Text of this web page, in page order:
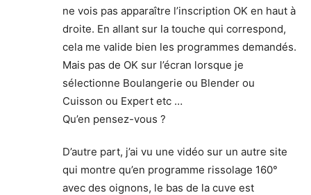
ne vois pas apparaître l’inscription OK en haut à
droite. En allant sur la touche qui correspond,
cela me valide bien les programmes demandés.
Mais pas de OK sur l’écran lorsque je
sélectionne Boulangerie ou Blender ou
Cuisson ou Expert etc …
Qu’en pensez-vous ?
D’autre part, j’ai vu une vidéo sur un autre site
qui montre qu’en programme rissolage 160°
avec des oignons, le bas de la cuve est